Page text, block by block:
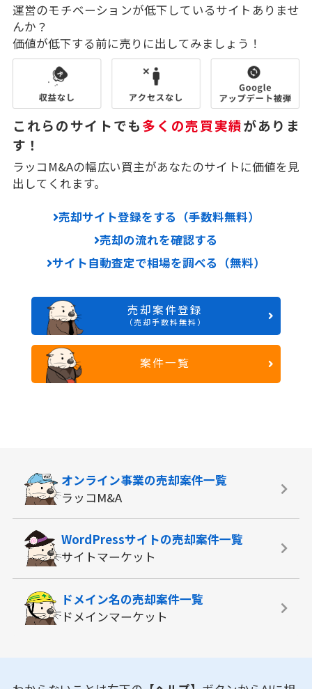
運営のモチベーションが低下しているサイトありませ
んか？
価値が低下する前に売りに出してみましょう！
これらのサイトでも多くの売買実績がありま
す！
ラッコM&Aの幅広い買主があなたのサイトに価値を見
出してくれます。
売却サイト登録をする（手数料無料）
売却の流れを確認する
サイト自動査定で相場を調べる（無料）
売却案件登録
（売却手数料無料）
案件一覧
オンライン事業の売却案件一覧
ラッコM&A
WordPressサイトの売却案件一覧
サイトマーケット
ドメイン名の売却案件一覧
ドメインマーケット